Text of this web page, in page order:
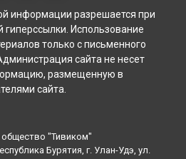
информации разрешается при
гиперссылки. Использование
только с письменного
сайта не несет
размещенную в
сайта.
"Тивиком"
Бурятия, г. Улан-Удэ, ул.